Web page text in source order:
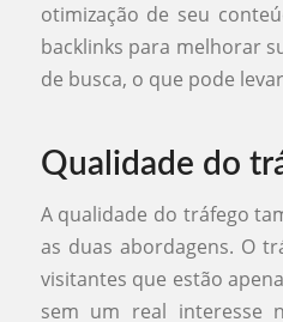
otimização de seu
backlinks para melhorar
de busca, o que pode
Qualidade do
A qualidade do tráfego
as duas abordagens. O
visitantes que estão
sem um real interesse